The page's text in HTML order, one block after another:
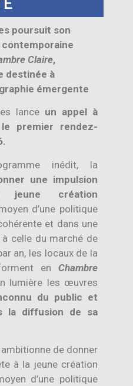
poursuit son
Claire,
destinée à
émergente
lance un appel à
premier rendez-
inédit, la
une impulsion
création
d’une politique
et dans une
celle du marché de
an, les locaux de la
en Chambre
lumière les œuvres
du public et
la diffusion de sa
de donner
à la jeune création
d’une politique